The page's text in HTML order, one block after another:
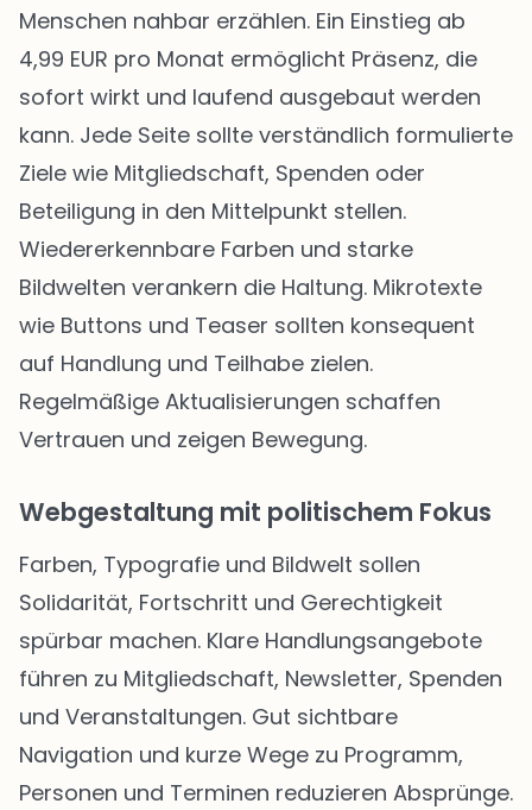
Menschen nahbar erzählen. Ein Einstieg ab
4,99 EUR pro Monat ermöglicht Präsenz, die
sofort wirkt und laufend ausgebaut werden
kann. Jede Seite sollte verständlich formulierte
Ziele wie Mitgliedschaft, Spenden oder
Beteiligung in den Mittelpunkt stellen.
Wiedererkennbare Farben und starke
Bildwelten verankern die Haltung. Mikrotexte
wie Buttons und Teaser sollten konsequent
auf Handlung und Teilhabe zielen.
Regelmäßige Aktualisierungen schaffen
Vertrauen und zeigen Bewegung.
Webgestaltung mit politischem Fokus
Farben, Typografie und Bildwelt sollen
Solidarität, Fortschritt und Gerechtigkeit
spürbar machen. Klare Handlungsangebote
führen zu Mitgliedschaft, Newsletter, Spenden
und Veranstaltungen. Gut sichtbare
Navigation und kurze Wege zu Programm,
Personen und Terminen reduzieren Absprünge.